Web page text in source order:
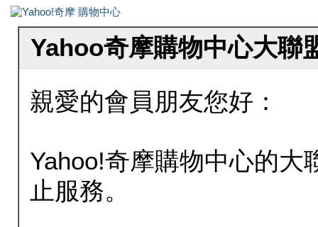
Yahoo奇摩購物中心大聯
親愛的會員朋友您好：
Yahoo!奇摩購物中心的大
止服務。